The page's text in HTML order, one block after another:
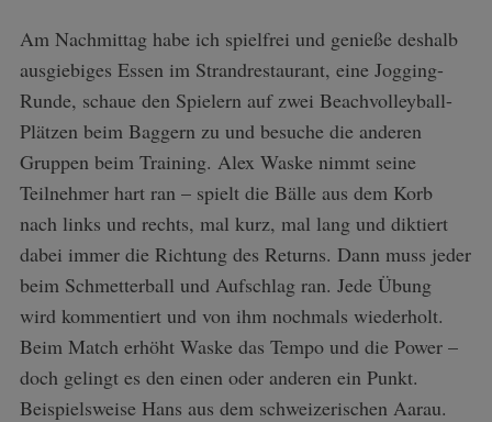
Am Nachmittag habe ich spielfrei und genieße deshalb
ausgiebiges Essen im Strandrestaurant, eine Jogging-
Runde, schaue den Spielern auf zwei Beachvolleyball-
Plätzen beim Baggern zu und besuche die anderen
Gruppen beim Training. Alex Waske nimmt seine
Teilnehmer hart ran – spielt die Bälle aus dem Korb
nach links und rechts, mal kurz, mal lang und diktiert
dabei immer die Richtung des Returns. Dann muss jeder
beim Schmetterball und Aufschlag ran. Jede Übung
wird kommentiert und von ihm nochmals wiederholt.
Beim Match erhöht Waske das Tempo und die Power –
doch gelingt es den einen oder anderen ein Punkt.
Beispielsweise Hans aus dem schweizerischen Aarau.
S
a
r
c
h